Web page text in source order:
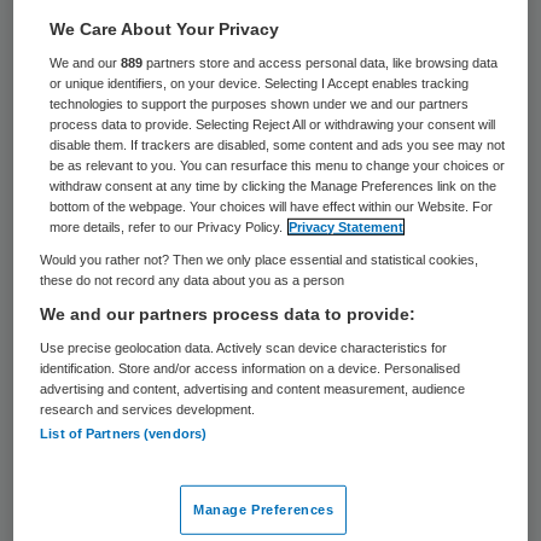
De ambulancediensten van Noord- en Zuid-
Limburg zijn eerder dit jaar gefuseerd en
vormen nu een ambulancevoorziening voor
heel Limburg.
Het enige wat nog miste was een raad van
toezicht. Deze is sinds 1 april compleet.
De leden
van toezicht. Berden is hoogleraar
We Care About Your Privacy
We and our889 partners store and access personal data, like browsing data
or unique identifiers, on your device. Selecting I Accept enables tracking
technologies to support the purposes shown under we and our partners
process data to provide. Selecting Reject All or withdrawing your consent will
disable them. If trackers are disabled, some content and ads you see may not
be as relevant to you. You can resurface this menu to change your choices or
withdraw consent at any time by clicking the Manage Preferences link on the
bottom of the webpage. Your choices will have effect within our Website. For
more details, refer to our Privacy Policy.
Privacy Statement
Would you rather not? Then we only place essential and statistical cookies,
these do not record any data about you as a person
We and our partners process data to provide:
Use precise geolocation data. Actively scan device characteristics for
identification. Store and/or access information on a device. Personalised
advertising and content, advertising and content measurement, audience
research and services development.
List of Partners (vendors)
Manage Preferences